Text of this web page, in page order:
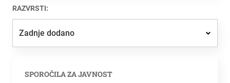
RAZVRSTI:
Zadnje dodano
Najbolj brano
SPOROČILA ZA JAVNOST